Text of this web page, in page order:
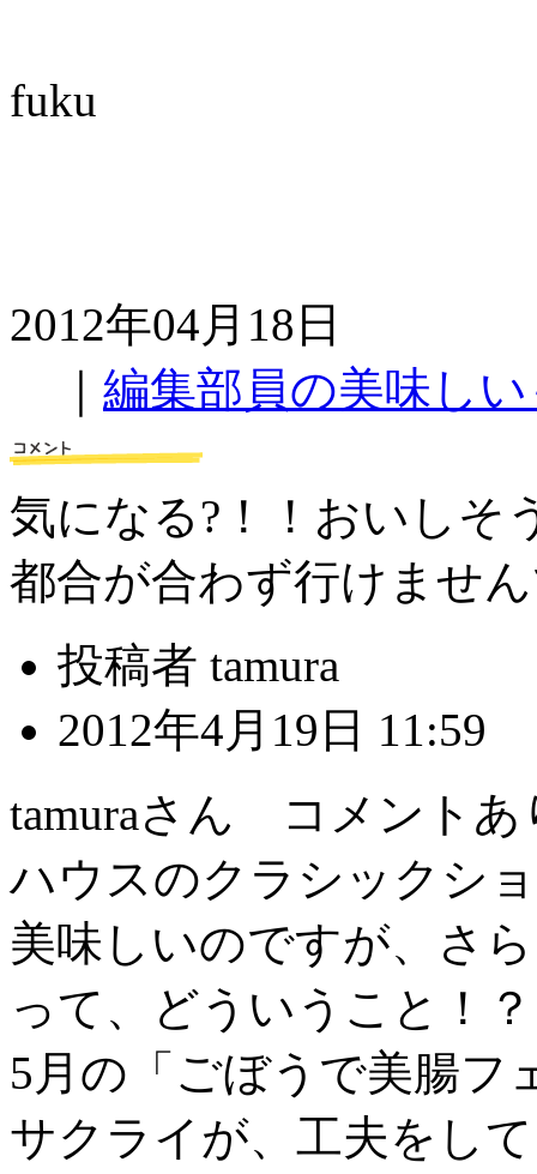
fuku
2012年04月18日
編集部員の美味し
気になる?！！おいしそ
都合が合わず行けませ
投稿者 tamura
2012年4月19日 11:59
tamuraさん コメントあ
ハウスのクラシックシ
美味しいのですが、さ
って、どういうこと！
5月の「ごぼうで美腸フ
サクライが、工夫をし